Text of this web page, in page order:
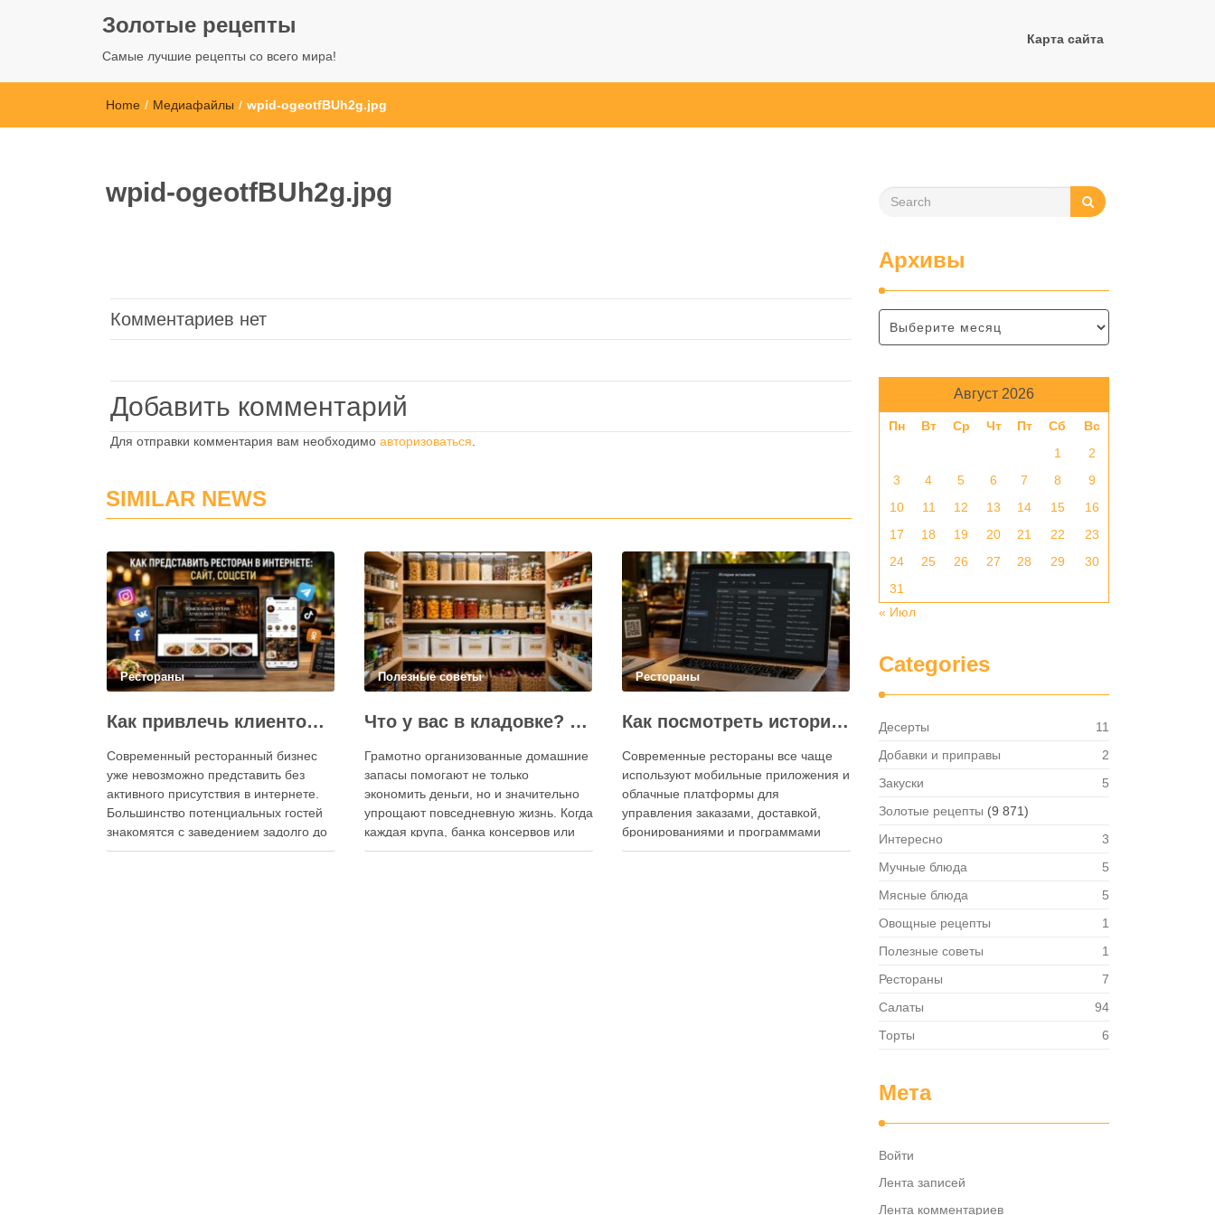
Золотые рецепты
Самые лучшие рецепты со всего мира!
Карта сайта
Home / Медиафайлы / wpid-ogeotfBUh2g.jpg
wpid-ogeotfBUh2g.jpg
Комментариев нет
Добавить комментарий
Для отправки комментария вам необходимо авторизоваться
SIMILAR NEWS
Рестораны
Как привлечь клиентов в ресторан через интернет: каким должен быть сайт и как эффективно использовать социальные сети
Современный ресторанный бизнес
уже невозможно представить без
активного присутствия в интернете.
Большинство потенциальных гостей
знакомятся с заведением задолго до
первого визита: изучают сайт,
Полезные советы
Что у вас в кладовке? Секреты эффективного планирования запасов
Грамотно организованные домашние
запасы помогают не только
экономить деньги, но и значительно
упрощают повседневную жизнь. Когда
каждая крупа, банка консервов или
упаковка бытовой химии находятся
Рестораны
Как посмотреть историю активности приложения для ресторана и зачем это нужно бизнесу
Современные рестораны все чаще
используют мобильные приложения и
облачные платформы для
управления заказами, доставкой,
бронированиями и программами
лояльности. Однако многие
Архивы
Август 2026
Пн Вт Ср Чт Пт Сб
Вс
1
2
3
4 5 6 7 8
9
10
11 12 13 14 15
16
17
18 19 20 21 22
23
24
25 26 27 28 29
30
31
« Июл
Categories
Десерты
11
Добавки и приправы
2
Закуски
5
Золотые рецепты (9 871)
Интересно
3
Мучные блюда
5
Мясные блюда
5
Овощные рецепты
1
Полезные советы
1
Рестораны
7
Салаты
94
Торты
6
Мета
Войти
Лента записей
Лента комментариев